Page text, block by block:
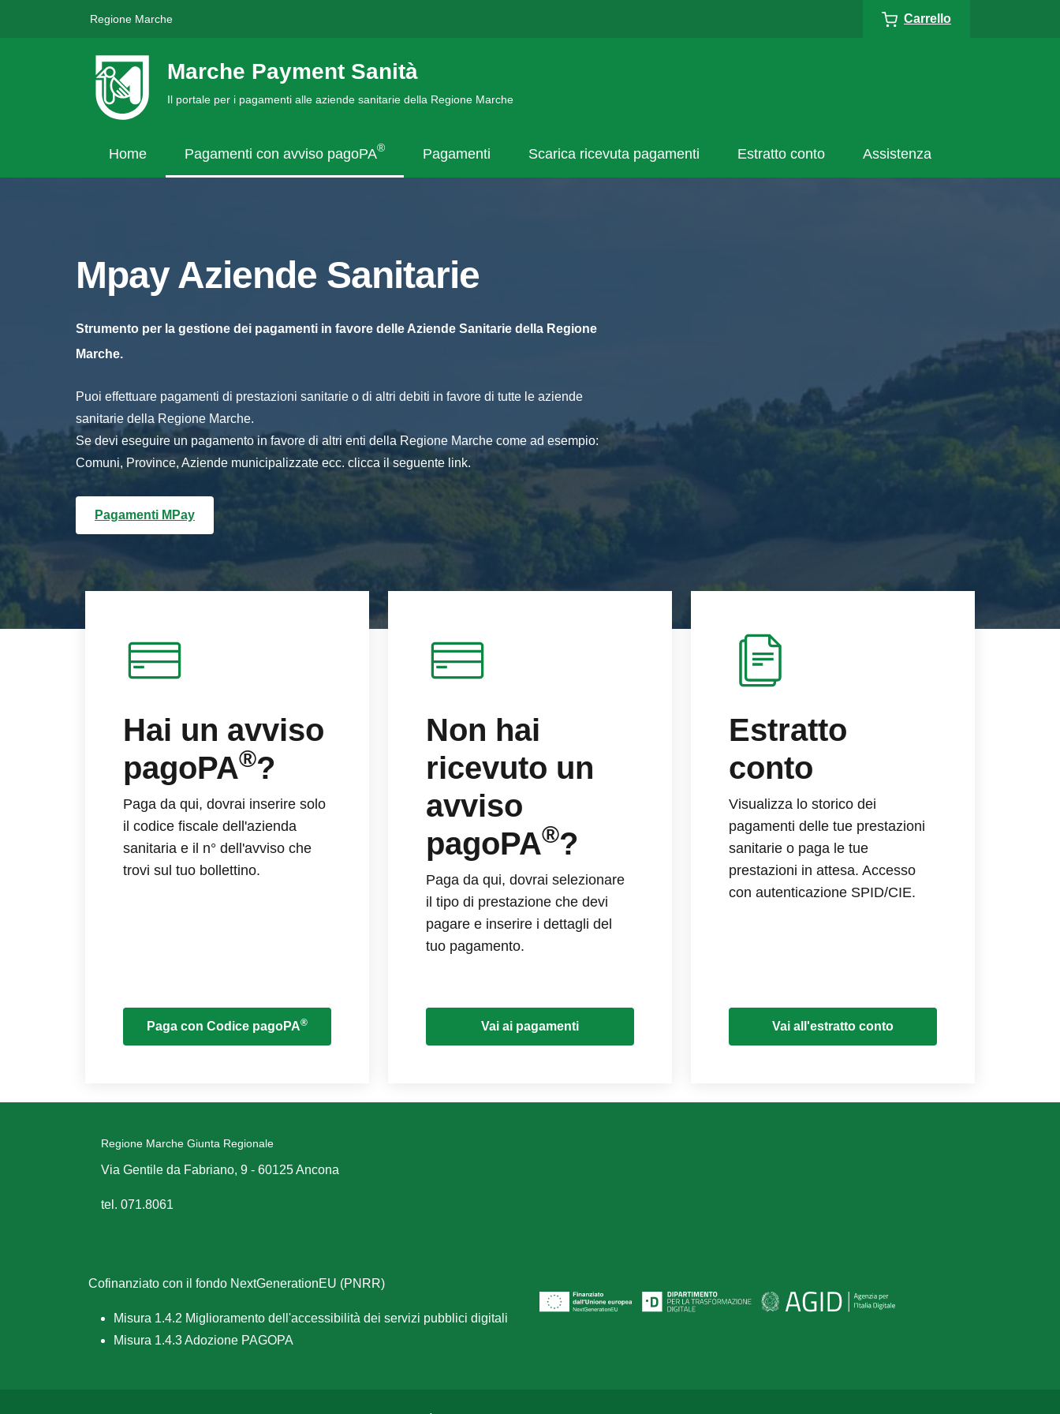
Regione Marche Carrello
Marche Payment Sanità
Il portale per i pagamenti alle aziende sanitarie della Regione Marche
Home Pagamenti con avviso pagoPA® Pagamenti Scarica ricevuta pagamenti Estratto conto Assistenza
Mpay Aziende Sanitarie
Strumento per la gestione dei pagamenti in favore delle Aziende Sanitarie della Regione
Marche.
Puoi effettuare pagamenti di prestazioni sanitarie o di altri debiti in favore di tutte le aziende
sanitarie della Regione Marche.
Se devi eseguire un pagamento in favore di altri enti della Regione Marche come ad esempio:
Comuni, Province, Aziende municipalizzate ecc. clicca il seguente link.
Pagamenti MPay
Hai un avviso
pagoPA®?
Paga da qui, dovrai inserire solo
il codice fiscale dell'azienda
sanitaria e il n° dell'avviso che
trovi sul tuo bollettino.
Paga con Codice pagoPA®
Non hai
ricevuto un
avviso
pagoPA®?
Paga da qui, dovrai selezionare
il tipo di prestazione che devi
pagare e inserire i dettagli del
tuo pagamento.
Vai ai pagamenti
Estratto
conto
Visualizza lo storico dei
pagamenti delle tue prestazioni
sanitarie o paga le tue
prestazioni in attesa. Accesso
con autenticazione SPID/CIE.
Vai all'estratto conto
Regione Marche Giunta Regionale
Via Gentile da Fabriano, 9 - 60125 Ancona
tel. 071.8061
Cofinanziato con il fondo NextGenerationEU (PNRR)
Misura 1.4.2 Miglioramento dell'accessibilità dei servizi pubblici digitali
Misura 1.4.3 Adozione PAGOPA